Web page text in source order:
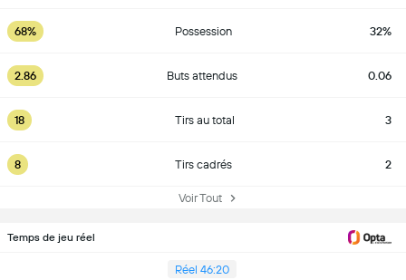
68% Possession 32%
2.86 Buts attendus 0.06
18 Tirs au total 3
8 Tirs cadrés 2
Voir Tout
Temps de jeu réel
Réel 46:20